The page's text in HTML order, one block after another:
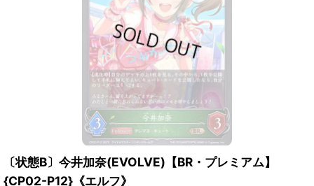
〔状態B〕今井加奈(EVOLVE)【BR・プレミアム】
{CP02-P12}《エルフ》